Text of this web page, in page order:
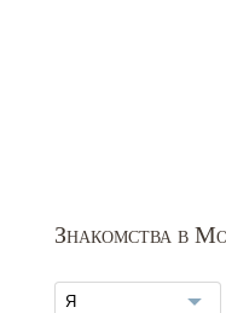
Знакомства в
Я